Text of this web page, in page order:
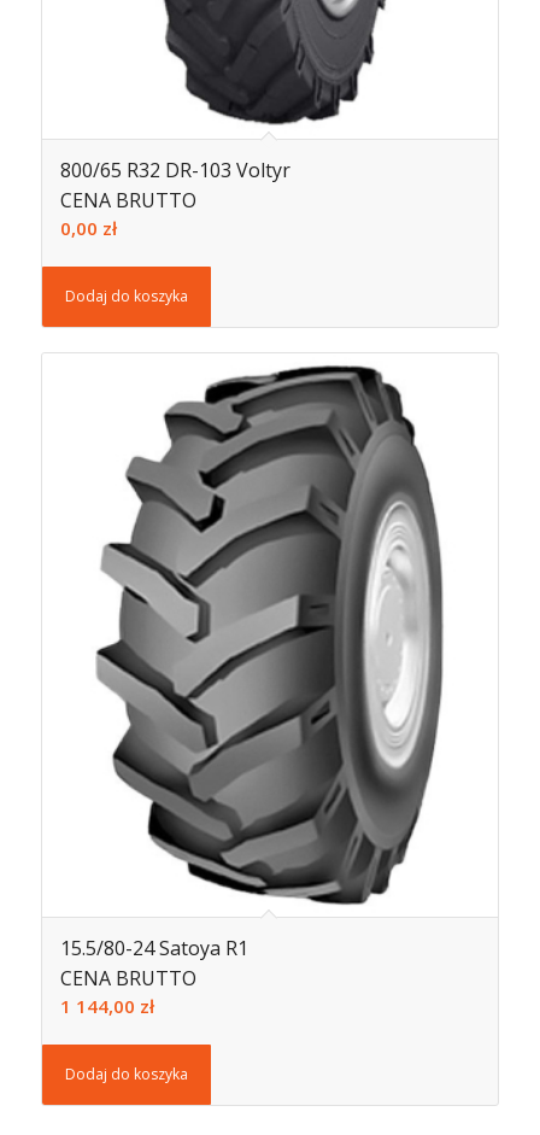
800/65 R32 DR-103 Voltyr
CENA BRUTTO
0,00 zł
Dodaj do koszyka
15.5/80-24 Satoya R1
CENA BRUTTO
1 144,00 zł
Dodaj do koszyka